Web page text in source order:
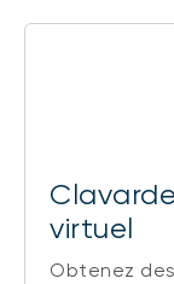
virtuel
Obtenez